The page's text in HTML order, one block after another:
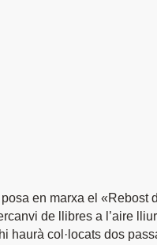
posa en marxa el «Rebost
de llibres a l’aire
haurà col·locats dos